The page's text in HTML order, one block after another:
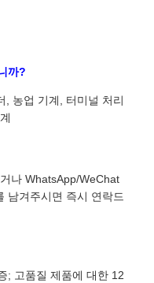
까?
, 농업 기계, 터미널 처리
나 WhatsApp/WeChat
남겨주시면 즉시 연락드
; 고품질 제품에 대한 12